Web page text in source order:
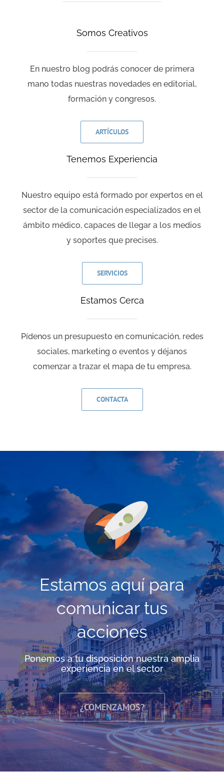
Somos Creativos
En nuestro blog podrás conocer de primera
mano todas nuestras novedades en editorial,
formación y congresos.
ARTÍCULOS
Tenemos Experiencia
Nuestro equipo está formado por expertos en el
sector de la comunicación especializados en el
ámbito médico, capaces de llegar a los medios
y soportes que precises.
SERVICIOS
Estamos Cerca
Pídenos un presupuesto en comunicación, redes
sociales, marketing o eventos y déjanos
comenzar a trazar el mapa de tu empresa.
CONTACTA
Estamos aquí para
comunicar tus
acciones
Ponemos a tu disposición nuestra amplia
experiencia en el sector
¿COMENZAMOS?